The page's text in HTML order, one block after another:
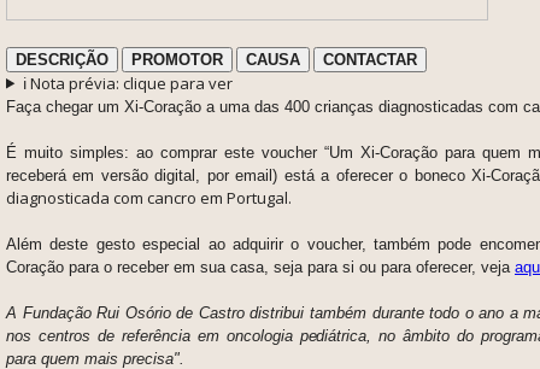
DESCRIÇÃO PROMOTOR CAUSA CONTACTAR
ℹ️ Nota prévia: clique para ver
Faça chegar um Xi-Coração a uma das 400 crianças diagnosticadas com
É muito simples: ao comprar este voucher “Um Xi-Coração para quem
receberá em versão digital, por email) está a oferecer o boneco Xi-
diagnosticada com cancro em Portugal.
Além deste gesto especial ao adquirir o voucher, também pode
Coração para o receber em sua casa, seja para si ou para oferecer, veja
A Fundação Rui Osório de Castro distribui também durante todo o ano a
nos centros de referência em oncologia pediátrica, no âmbito do
para quem mais precisa".